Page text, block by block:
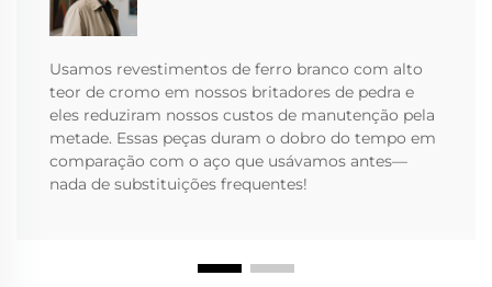
Usamos revestimentos de ferro branco com alto
teor de cromo em nossos britadores de pedra e
eles reduziram nossos custos de manutenção pela
metade. Essas peças duram o dobro do tempo em
comparação com o aço que usávamos antes—
nada de substituições frequentes!